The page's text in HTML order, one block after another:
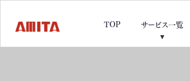
TOP サービス一覧